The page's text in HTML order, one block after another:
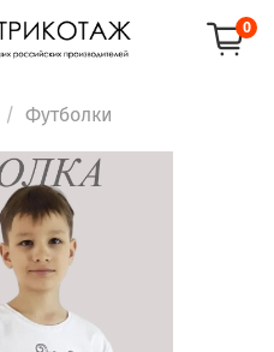
0
Футболки